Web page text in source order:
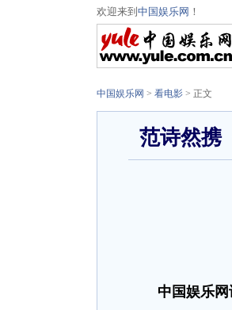
欢迎来到 中国娱乐网 ！
中国娱乐网 > 看电影 > 正文
范诗然携
中国娱乐